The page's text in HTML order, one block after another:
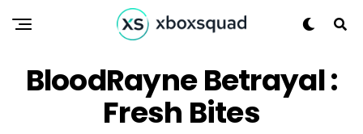
BloodRayne Betrayal :
Fresh Bites